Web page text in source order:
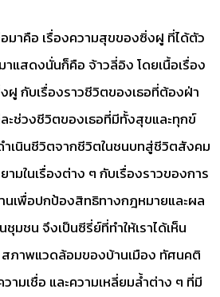
มาคือ เรื่องความสุขของซิ่งฝู ที่ได้ตัว
แสดงนั่นก็คือ จ้าวลี่อิง โดยเนื้อเรื่อง
กับเรื่องราวชีวิตของเธอที่ต้องฝ่า
ะช่วงชีวิตของเธอที่มีทั้งสุขและทุกข์
ำเนินชีวิตจากชีวิตในชนบทสู่ชีวิตสังคม
มในเรื่องต่าง ๆ กับเรื่องราวของการ
นเพื่อปกป้องสิทธิทางกฎหมายและผล
มชน จึงเป็นซีรี่ย์ที่ทำให้เราได้เห็น
ภาพแวดล้อมของบ้านเมือง ทัศนคติ
ามเชื่อ และความเหลี่ยมล้ำต่าง ๆ ที่มี